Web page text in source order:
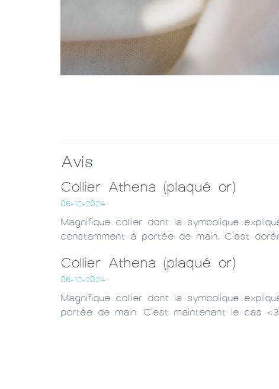
Avis
Collier Athena (plaqué or)
06-12-2024
Magnifique collier dont la symbolique
constamment à portée de main. C'est
Collier Athena (plaqué or)
06-12-2024
Magnifique collier dont la symbolique
portée de main. C'est maintenant le cas <3